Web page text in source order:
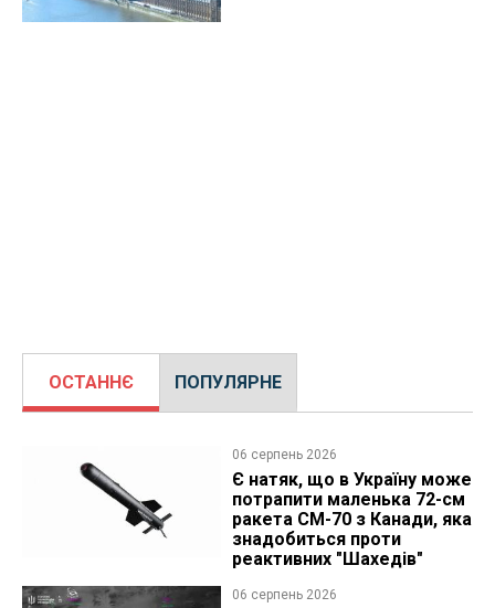
ОСТАННЄ ПОПУЛЯРНЕ
06 серпень 2026
Є натяк, що в Україну може
потрапити маленька 72-см
ракета CM-70 з Канади, яка
знадобиться проти
реактивних "Шахедів"
06 серпень 2026